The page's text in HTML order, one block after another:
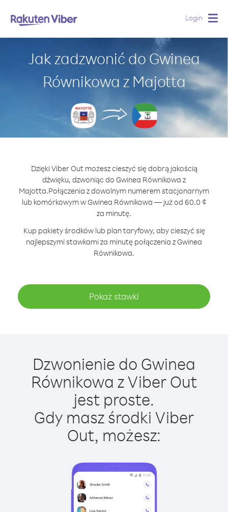
Login
Jak zadzwonić do Gwinea
Równikowa z Majotta
Dzięki Viber Out możesz cieszyć się dobrą jakością
dźwięku, dzwoniąc do Gwinea Równikowa z
Majotta.Połączenia z dowolnym numerem stacjonarnym
lub komórkowym w Gwinea Równikowa — już od 60.0 ¢
za minutę.
Kup pakiety środków lub plan taryfowy, aby cieszyć się
najlepszymi stawkami za minutę połączenia z Gwinea
Równikowa.
Pokaż stawki
Dzwonienie do Gwinea
Równikowa z Viber Out
jest proste.
Gdy masz środki Viber
Out, możesz: